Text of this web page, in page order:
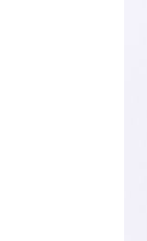
[속보]뉴